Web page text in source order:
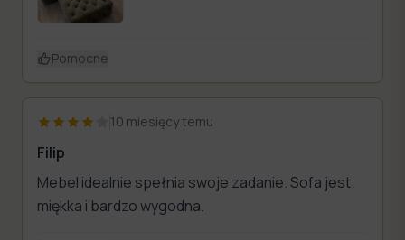
Pomocne
10 miesięcy temu
Filip
Mebel idealnie spełnia swoje zadanie. Sofa jest
miękka i bardzo wygodna.